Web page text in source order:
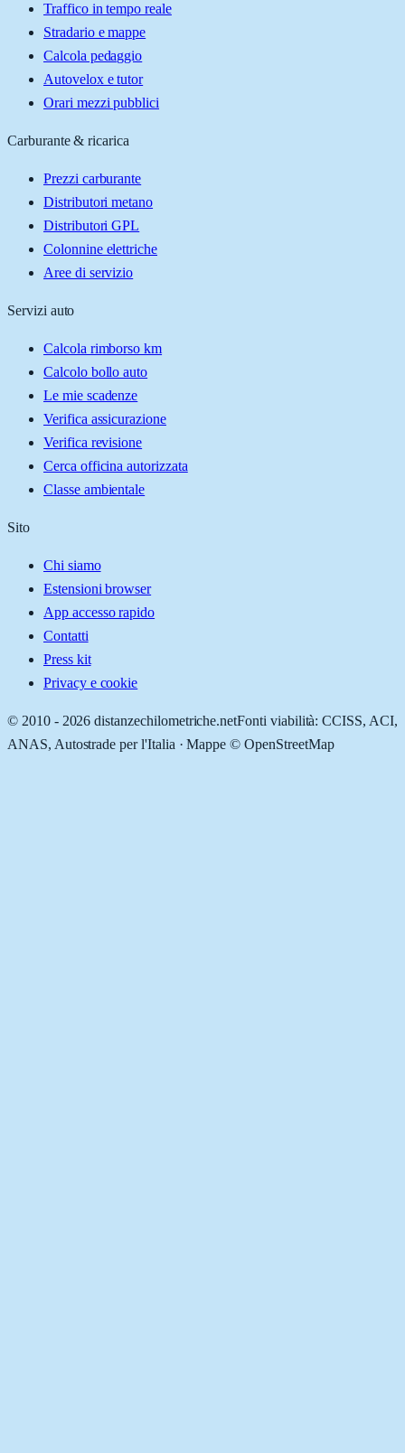
Traffico in tempo reale
Stradario e mappe
Calcola pedaggio
Autovelox e tutor
Orari mezzi pubblici
Carburante & ricarica
Prezzi carburante
Distributori metano
Distributori GPL
Colonnine elettriche
Aree di servizio
Servizi auto
Calcola rimborso km
Calcolo bollo auto
Le mie scadenze
Verifica assicurazione
Verifica revisione
Cerca officina autorizzata
Classe ambientale
Sito
Chi siamo
Estensioni browser
App accesso rapido
Contatti
Press kit
Privacy e cookie
© 2010 - 2026 distanzechilometriche.netFonti viabilità: CCISS, ACI,
ANAS, Autostrade per l'Italia · Mappe © OpenStreetMap